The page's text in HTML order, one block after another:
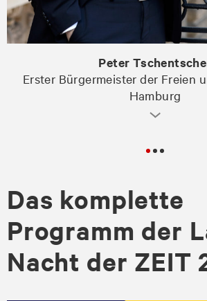
Peter
Erster Bürgermeister der Freien
Hamburg
Das komplette
Programm der
Nacht der ZEIT